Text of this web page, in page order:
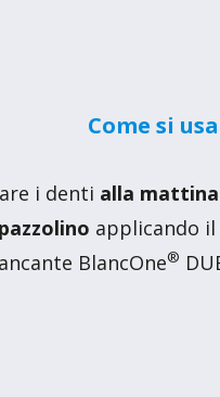
Come si usa
i denti alla
applicando
BlancOne®